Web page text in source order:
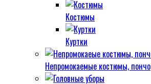
Костюмы
Куртки
Непромокаемые костюмы, пончо